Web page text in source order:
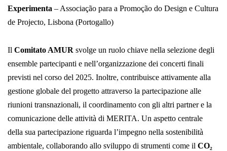
Experimenta – Associação para a Promoção do Design e Cultura
de Projecto, Lisbona (Portogallo)
Il Comitato AMUR svolge un ruolo chiave nella selezione degli
ensemble partecipanti e nell’organizzazione dei concerti finali
previsti nel corso del 2025. Inoltre, contribuisce attivamente alla
gestione globale del progetto attraverso la partecipazione alle
riunioni transnazionali, il coordinamento con gli altri partner e la
comunicazione delle attività di MERITA. Un aspetto centrale
della sua partecipazione riguarda l’impegno nella sostenibilità
ambientale, collaborando allo sviluppo di strumenti come il CO₂